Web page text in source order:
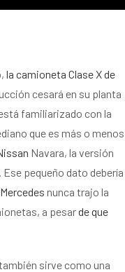
la camioneta Clase X de
cesará en su planta
familiarizado con la
que es más o menos
Navara, la versión
pequeño dato debería
Mercedes nunca trajo la
a pesarde que
sirve como una